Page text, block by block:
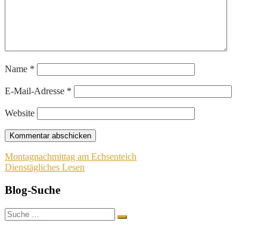
Name *
E-Mail-Adresse *
Website
Beitragsnavigation
Montagnachmittag am Echsenteich
Dienstägliches Lesen
Blog-Suche
Suche
nach: